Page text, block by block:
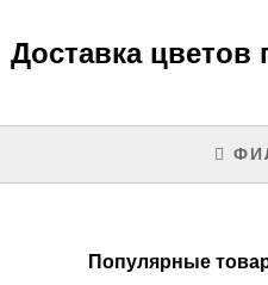
Доставка цветов
Популярные